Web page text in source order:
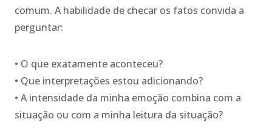
comum. A habilidade de checar os fatos convida a
perguntar:
• O que exatamente aconteceu?
• Que interpretações estou adicionando?
• A intensidade da minha emoção combina com a
situação ou com a minha leitura da situação?